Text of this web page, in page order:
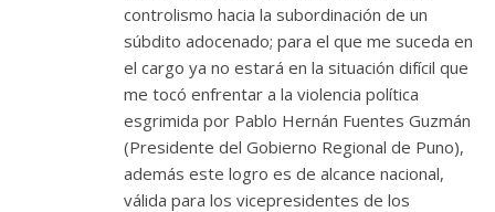
controlismo hacia la subordinación de un
súbdito adocenado; para el que me suceda en
el cargo ya no estará en la situación difícil que
me tocó enfrentar a la violencia política
esgrimida por Pablo Hernán Fuentes Guzmán
(Presidente del Gobierno Regional de Puno),
además este logro es de alcance nacional,
válida para los vicepresidentes de los